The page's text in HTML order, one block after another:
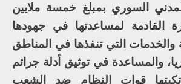
السوري بمبلغ خمسة ملايين
القادمة لمساعدتها في جهودها
والخدمات التي تنفذها في المناطق
والمساعدة في توثيق أدلة جرائم
قوات النظام ضد الشعب